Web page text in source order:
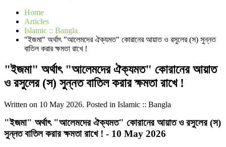
Home
Articles
Islamic :: Bangla
"ইজমা" অর্থাৎ "আলেমদের ঐক্যমত" কোরানের আয়াত ও রসুলের (স) সুন্নত
বাতিল করার ক্ষমতা রাখে !
"ইজমা" অর্থাৎ "আলেমদের ঐক্যমত" কোরানের আয়াত
ও রসুলের (স) সুন্নত বাতিল করার ক্ষমতা রাখে !
Written on 10 May 2026. Posted in Islamic :: Bangla
"ইজমা" অর্থাৎ "আলেমদের ঐক্যমত" কোরানের আয়াত ও রসুলের (স)
সুন্নত বাতিল করার ক্ষমতা রাখে ! - 10 May 2026